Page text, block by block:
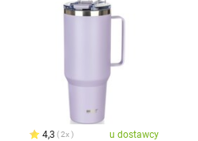
4,3 2x u dostawcy